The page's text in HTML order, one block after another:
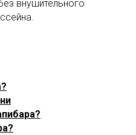
внушительного